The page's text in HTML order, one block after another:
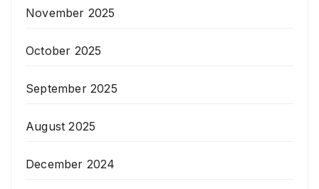
November 2025
October 2025
September 2025
August 2025
December 2024